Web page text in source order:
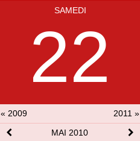
SAMEDI
22
« 2009
2011 »
MAI 2010